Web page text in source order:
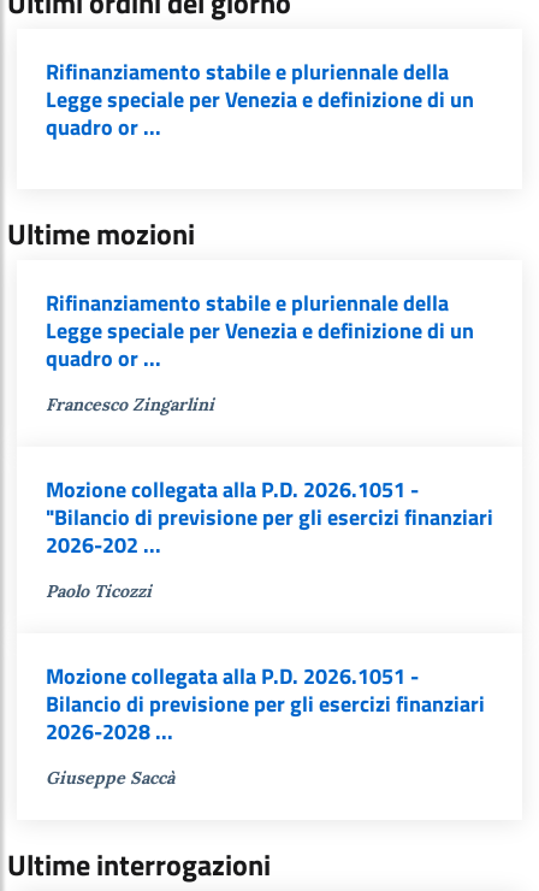
Rifinanziamento stabile e pluriennale della
Legge speciale per Venezia e definizione di un
quadro or ...
Ultime mozioni
Rifinanziamento stabile e pluriennale della
Legge speciale per Venezia e definizione di un
quadro or ...
Francesco Zingarlini
Mozione collegata alla P.D. 2026.1051 -
"Bilancio di previsione per gli esercizi finanziari
2026-202 ...
Paolo Ticozzi
Mozione collegata alla P.D. 2026.1051 -
Bilancio di previsione per gli esercizi finanziari
2026-2028 ...
Giuseppe Saccà
Ultime interrogazioni